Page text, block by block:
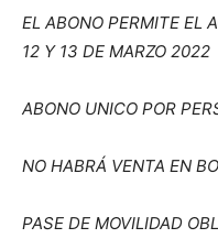
EL ABONO PERMITE EL
12 Y 13 DE MARZO 2022
ABONO UNICO POR
NO HABRÁ VENTA EN
PASE DE MOVILIDAD